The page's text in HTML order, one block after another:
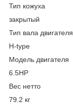
Тип кожуха
закрытый
Тип вала двигателя
H-type
Модель двигателя
6.5HP
Вес нетто
79.2 кг